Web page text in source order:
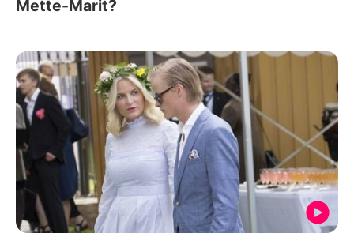
Mette-Marit?